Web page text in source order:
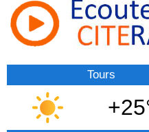
Tours